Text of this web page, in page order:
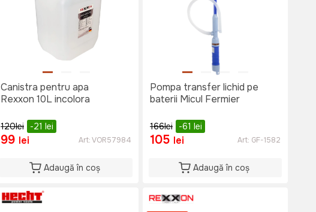
Canistra pentru apa
Rexxon 10L incolora
120lei -21 lei
99 lei Art:VOR57984
Adaugă în coș
Pompa transfer lichid pe
baterii Micul Fermier
166lei -61 lei
105 lei Art: GF-1582
Adaugă în coș